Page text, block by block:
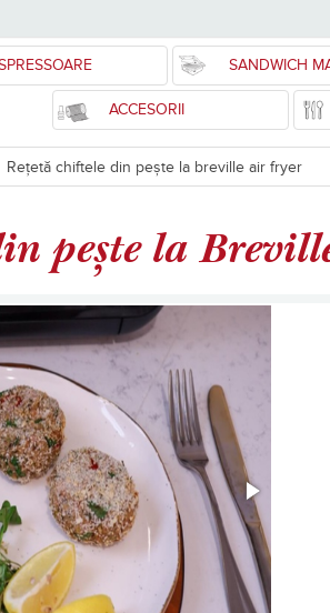
SANDWICH
ACCESORII
Rețetă chiftele din pește la breville air fryer
pește la